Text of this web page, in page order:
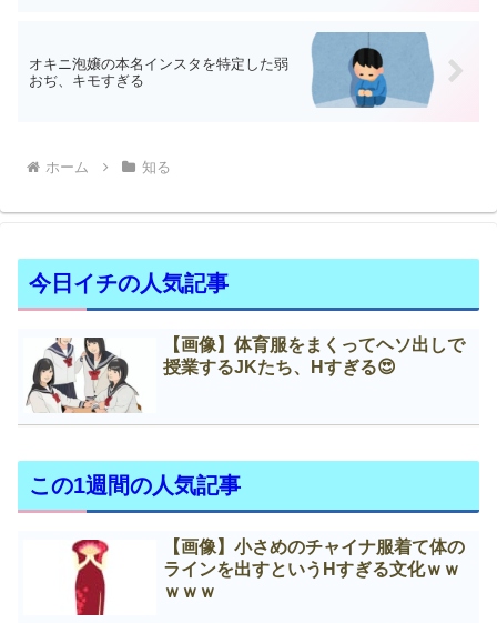
オキニ泡嬢の本名インスタを特定した弱
おぢ、キモすぎる
ホーム 知る
今日イチの人気記事
【画像】体育服をまくってヘソ出しで
授業するJKたち、Нすぎる😍
この1週間の人気記事
【画像】小さめのチャイナ服着て体の
ラインを出すというНすぎる文化ｗｗ
ｗｗｗ